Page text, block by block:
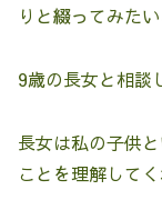
りと綴ってみた
9歳の長女と相談
長女は私の子供
ことを理解して